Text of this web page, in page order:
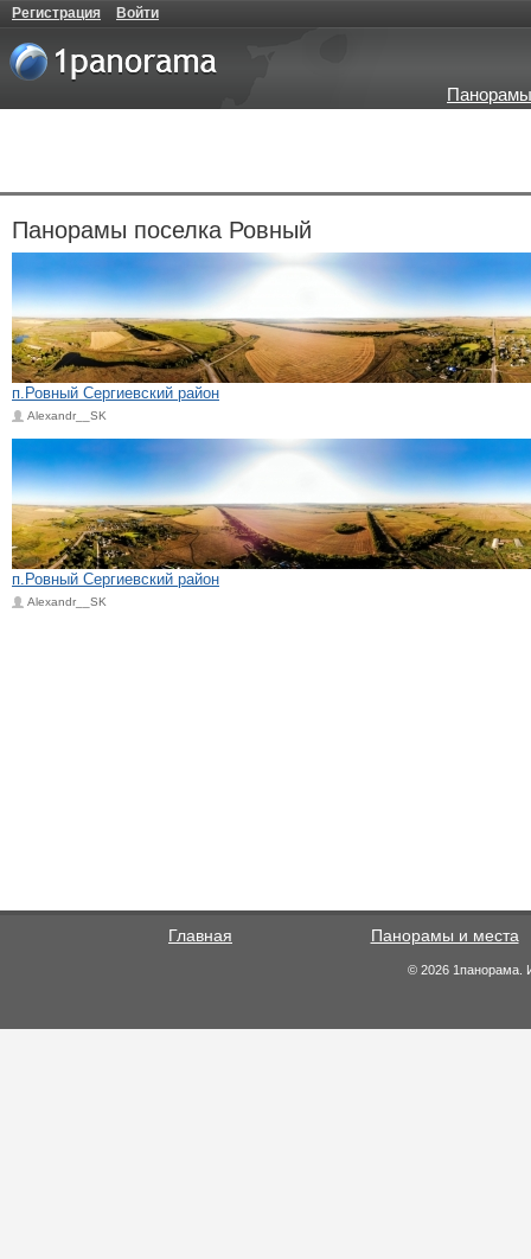
Регистрация Войти
Панорамы поселка Ровный
п.Ровный Сергиевский район
Alexandr__SK
п.Ровный Сергиевский район
Alexandr__SK
Главная Панорамы и места
© 2026 1панорама.